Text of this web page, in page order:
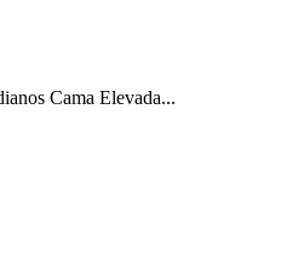
Cama Elevada...